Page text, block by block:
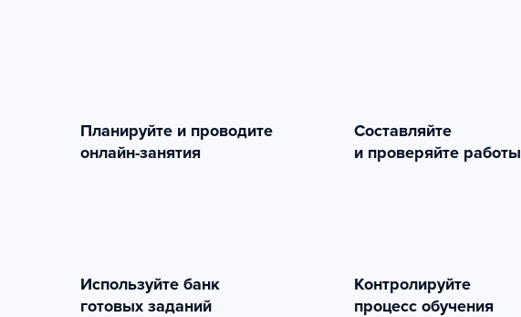
Планируйте и проводите
онлайн-занятия
Составляйте
и проверяйте работы
Используйте банк
готовых заданий
Контролируйте
процесс обучения